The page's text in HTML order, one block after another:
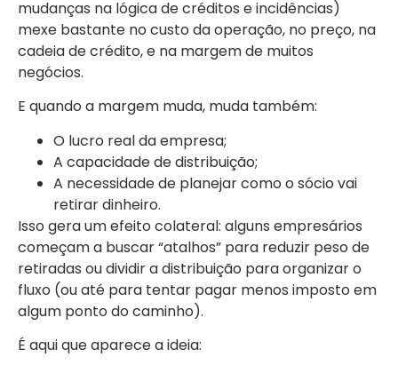
mudanças na lógica de créditos e incidências)
mexe bastante no custo da operação, no preço, na
cadeia de crédito, e na margem de muitos
negócios.
E quando a margem muda, muda também:
O lucro real da empresa;
A capacidade de distribuição;
A necessidade de planejar como o sócio vai
retirar dinheiro.
Isso gera um efeito colateral: alguns empresários
começam a buscar “atalhos” para reduzir peso de
retiradas ou dividir a distribuição para organizar o
fluxo (ou até para tentar pagar menos imposto em
algum ponto do caminho).
É aqui que aparece a ideia: